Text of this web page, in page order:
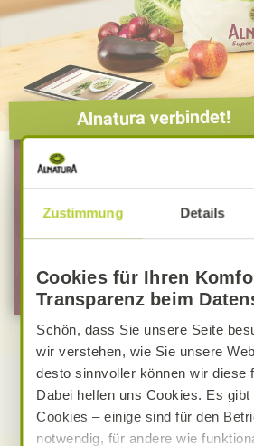
Zustimmung Details
Cookies für Ihren
Transparenz beim
Schön, dass Sie unsere Seite
wir verstehen, wie Sie unsere
desto sinnvoller können wir diese
Dabei helfen uns Cookies. Es
Cookies – einige sind für den
notwendig, für andere wie
Alnatura verbindet!
… mich zum Newsletter